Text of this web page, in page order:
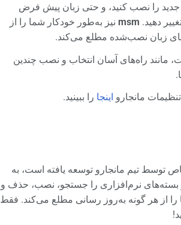
جدید را نصب کنید، و حتی زبان پیش فرض
دهید. msm نیز به‌طور خودکار شما را از
زبان نصب‌شده مطلع می‌کند.
مانند راه‌های آسان انتخاب و نصب چندین
مانجارو اینجا را ببینید.
توسط تیم مانجارو توسعه یافته است، به
بسته‌های نرم‌افزاری را جستجو، نصب، حذف و
را از هر گونه به‌روز رسانی مطلع می‌کند. فقط